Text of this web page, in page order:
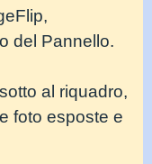
del Pannello.
al riquadro,
le foto esposte e